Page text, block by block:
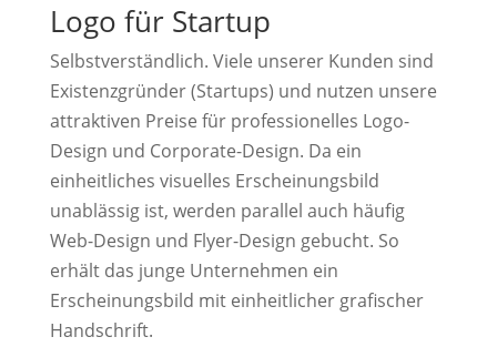
Logo für Startup
Selbstverständlich. Viele unserer Kunden sind
Existenzgründer (Startups) und nutzen unsere
attraktiven Preise für professionelles Logo-
Design und Corporate-Design. Da ein
einheitliches visuelles Erscheinungsbild
unablässig ist, werden parallel auch häufig
Web-Design und Flyer-Design gebucht. So
erhält das junge Unternehmen ein
Erscheinungsbild mit einheitlicher grafischer
Handschrift.